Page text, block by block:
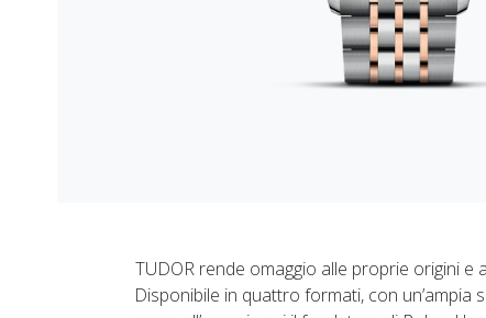
TUDOR rende omaggio alle proprie origini e
Disponibile in quattro formati, con